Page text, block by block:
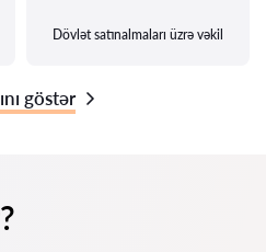
Dövlət satınalmaları üzrə vəkil
göstər